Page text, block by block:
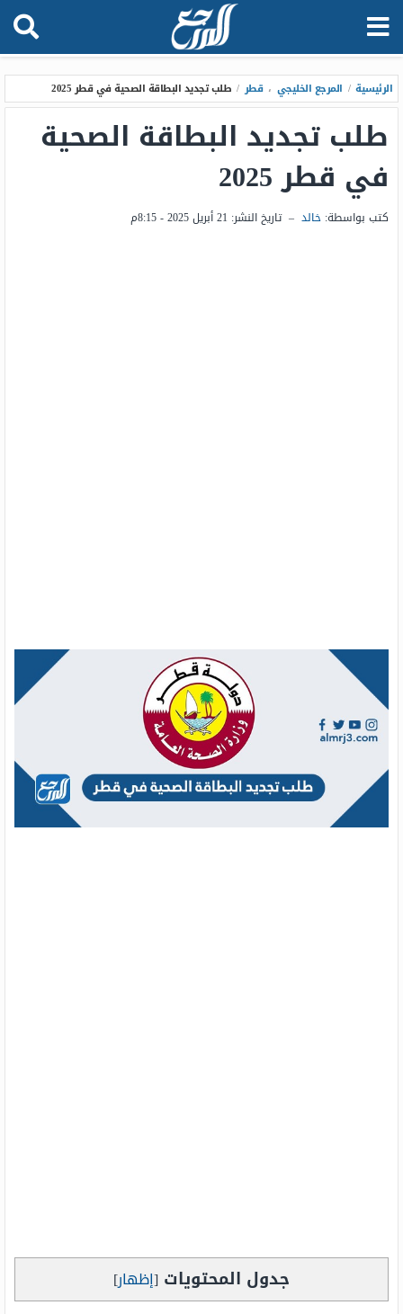
الرئيسية / المرجع الخليجي ، قطر / طلب تجديد البطاقة الصحية في قطر 2025
طلب تجديد البطاقة الصحية
في قطر 2025
كتب بواسطة: خالد – تاريخ النشر: 21 أبريل 2025 - 8:15م
جدول المحتويات [إظهار]